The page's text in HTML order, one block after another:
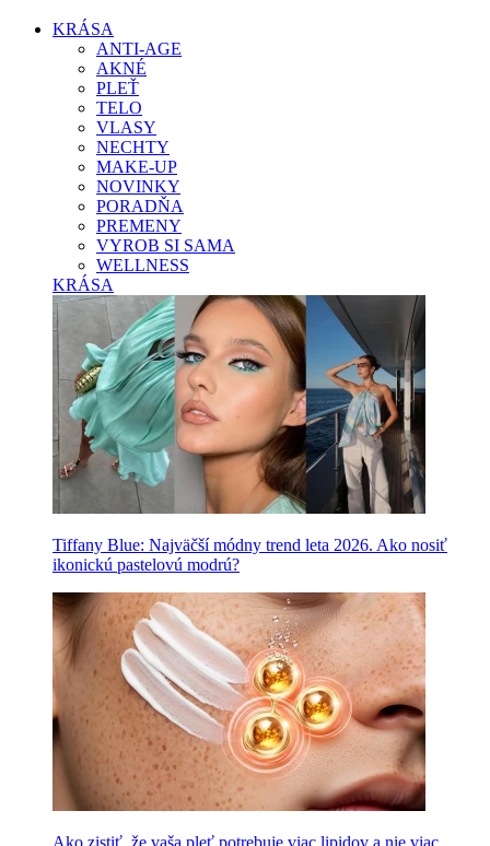
KRÁSA
ANTI-AGE
AKNÉ
PLEŤ
TELO
VLASY
NECHTY
MAKE-UP
NOVINKY
PORADŇA
PREMENY
VYROB SI SAMA
WELLNESS
KRÁSA
Tiffany Blue: Najväčší módny trend leta 2026. Ako nosiť
ikonickú pastelovú modrú?
Ako zistiť, že vaša pleť potrebuje viac lipidov a nie viac